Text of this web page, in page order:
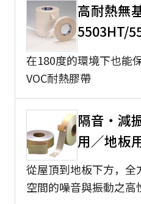
高耐熱無
5503HT/
在180度的環境下也能
VOC耐熱膠帶
隔音・減
用／地板
從屋頂到地板下方，
空間的噪音與振動之高